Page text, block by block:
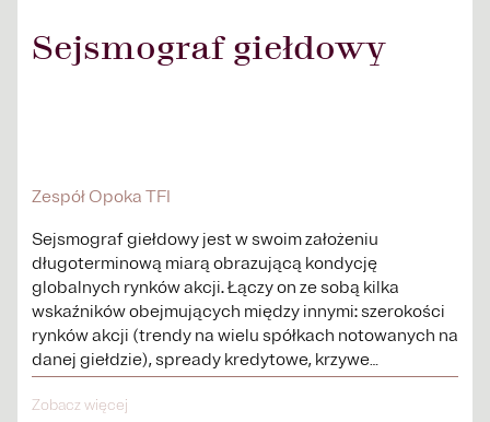
Sejsmograf giełdowy
Zespół Opoka TFI
Sejsmograf giełdowy jest w swoim założeniu
długoterminową miarą obrazującą kondycję
globalnych rynków akcji. Łączy on ze sobą kilka
wskaźników obejmujących między innymi: szerokości
rynków akcji (trendy na wielu spółkach notowanych na
danej giełdzie), spready kredytowe, krzywe
procentowe.
Zobacz więcej